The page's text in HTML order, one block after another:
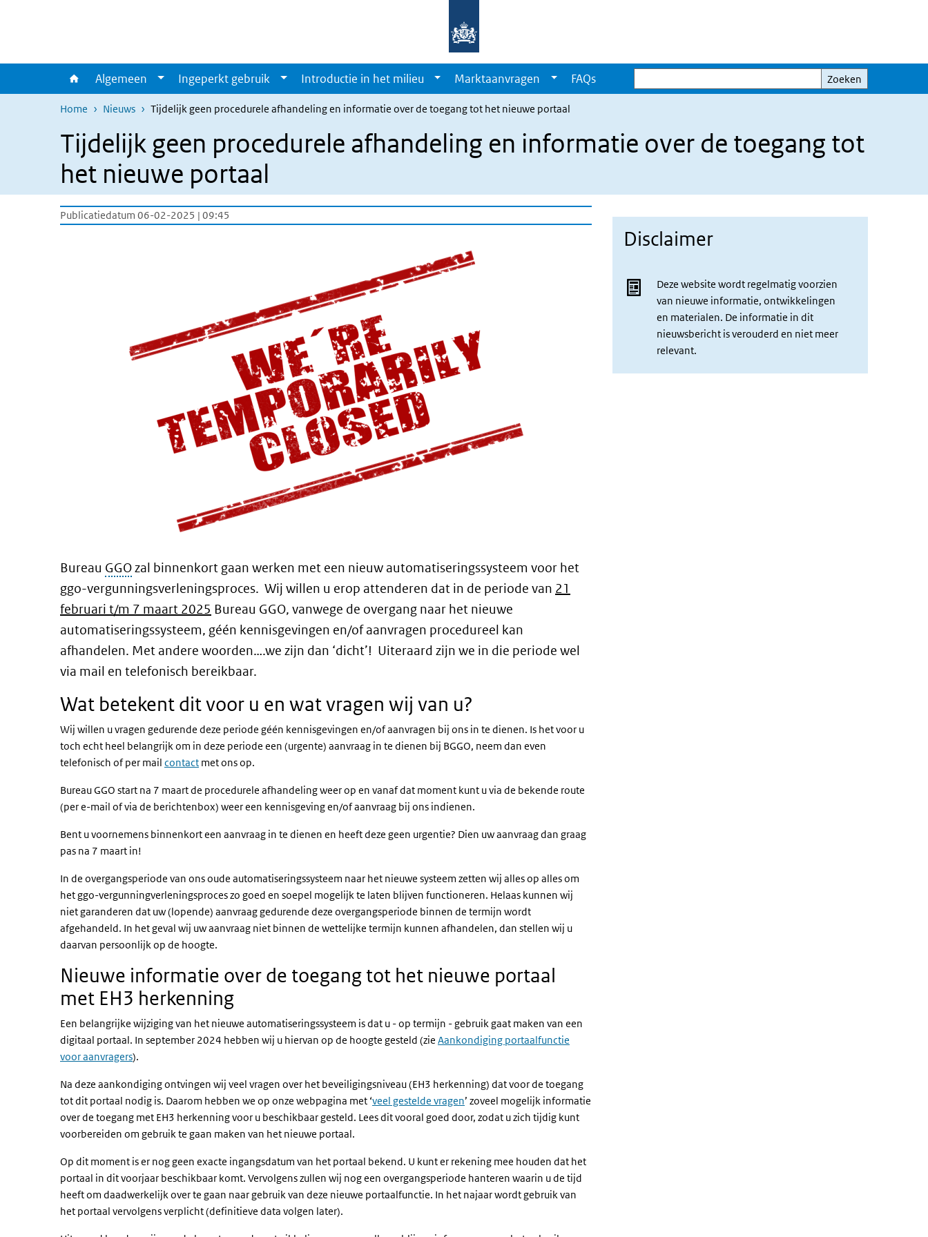
Algemeen Ingeperkt gebruik Introductie in het milieu Marktaanvragen FAQs
Zoeken
Zoeken
Home Nieuws Tijdelijk geen procedurele afhandeling en informatie over de toegang tot het nieuwe portaal
Tijdelijk geen procedurele afhandeling en informatie over de toegang tot
het nieuwe portaal
Publicatiedatum 06-02-2025 | 09:45
Bureau GGOzal binnenkort gaan werken met een nieuw automatiseringssysteem voor het
ggo-vergunningsverleningsproces. Wij willen u erop attenderen dat in de periode van 21
februari t/m 7 maart 2025 Bureau GGO, vanwege de overgang naar het nieuwe
automatiseringssysteem, géén kennisgevingen en/of aanvragen procedureel kan
afhandelen. Met andere woorden….we zijn dan ‘dicht’! Uiteraard zijn we in die periode wel
via mail en telefonisch bereikbaar.
Wat betekent dit voor u en wat vragen wij van u?
Wij willen u vragen gedurende deze periode géén kennisgevingen en/of aanvragen bij ons in te dienen. Is het voor u
toch echt heel belangrijk om in deze periode een (urgente) aanvraag in te dienen bij BGGO, neem dan even
telefonisch of per mail contact met ons op.
Bureau GGO start na 7 maart de procedurele afhandeling weer op en vanaf dat moment kunt u via de bekende route
(per e-mail of via de berichtenbox) weer een kennisgeving en/of aanvraag bij ons indienen.
Bent u voornemens binnenkort een aanvraag in te dienen en heeft deze geen urgentie? Dien uw aanvraag dan graag
pas na 7 maart in!
In de overgangsperiode van ons oude automatiseringssysteem naar het nieuwe systeem zetten wij alles op alles om
het ggo-vergunningverleningsproces zo goed en soepel mogelijk te laten blijven functioneren. Helaas kunnen wij
niet garanderen dat uw (lopende) aanvraag gedurende deze overgangsperiode binnen de termijn wordt
afgehandeld. In het geval wij uw aanvraag niet binnen de wettelijke termijn kunnen afhandelen, dan stellen wij u
daarvan persoonlijk op de hoogte.
Nieuwe informatie over de toegang tot het nieuwe portaal
met EH3 herkenning
Een belangrijke wijziging van het nieuwe automatiseringssysteem is dat u - op termijn - gebruik gaat maken van een
digitaal portaal. In september 2024 hebben wij u hiervan op de hoogte gesteld (zie Aankondiging portaalfunctie
voor aanvragers).
Na deze aankondiging ontvingen wij veel vragen over het beveiligingsniveau (EH3 herkenning) dat voor de toegang
tot dit portaal nodig is. Daarom hebben we op onze webpagina met ‘veel gestelde vragen’ zoveel mogelijk informatie
over de toegang met EH3 herkenning voor u beschikbaar gesteld. Lees dit vooral goed door, zodat u zich tijdig kunt
voorbereiden om gebruik te gaan maken van het nieuwe portaal.
Op dit moment is er nog geen exacte ingangsdatum van het portaal bekend. U kunt er rekening mee houden dat het
portaal in dit voorjaar beschikbaar komt. Vervolgens zullen wij nog een overgangsperiode hanteren waarin u de tijd
heeft om daadwerkelijk over te gaan naar gebruik van deze nieuwe portaalfunctie. In het najaar wordt gebruik van
het portaal vervolgens verplicht (definitieve data volgen later).
Disclaimer
Deze website wordt regelmatig voorzien
van nieuwe informatie, ontwikkelingen
en materialen. De informatie in dit
nieuwsbericht is verouderd en niet meer
relevant.